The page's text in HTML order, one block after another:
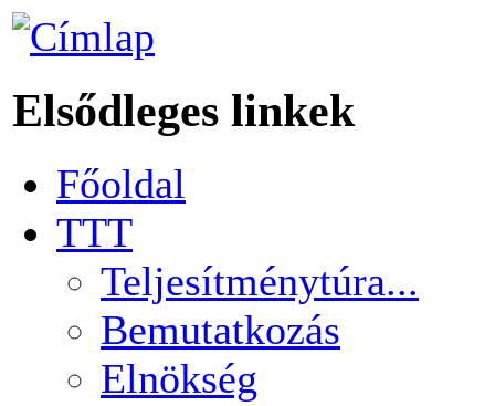
Elsődleges linkek
Főoldal
TTT
Teljesítménytúra...
Bemutatkozás
Elnökség